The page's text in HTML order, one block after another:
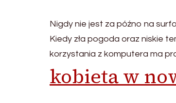
Nigdy nie jest za późno na
Kiedy zła pogoda oraz niskie
korzystania z komputera ma
kobieta w